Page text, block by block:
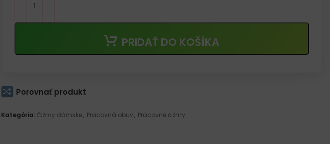
PRIDAŤ DO KOŠÍKA
Porovnať produkt
Kategória: Čižmy dámske, Pracovná obuv , Pracovné čižmy